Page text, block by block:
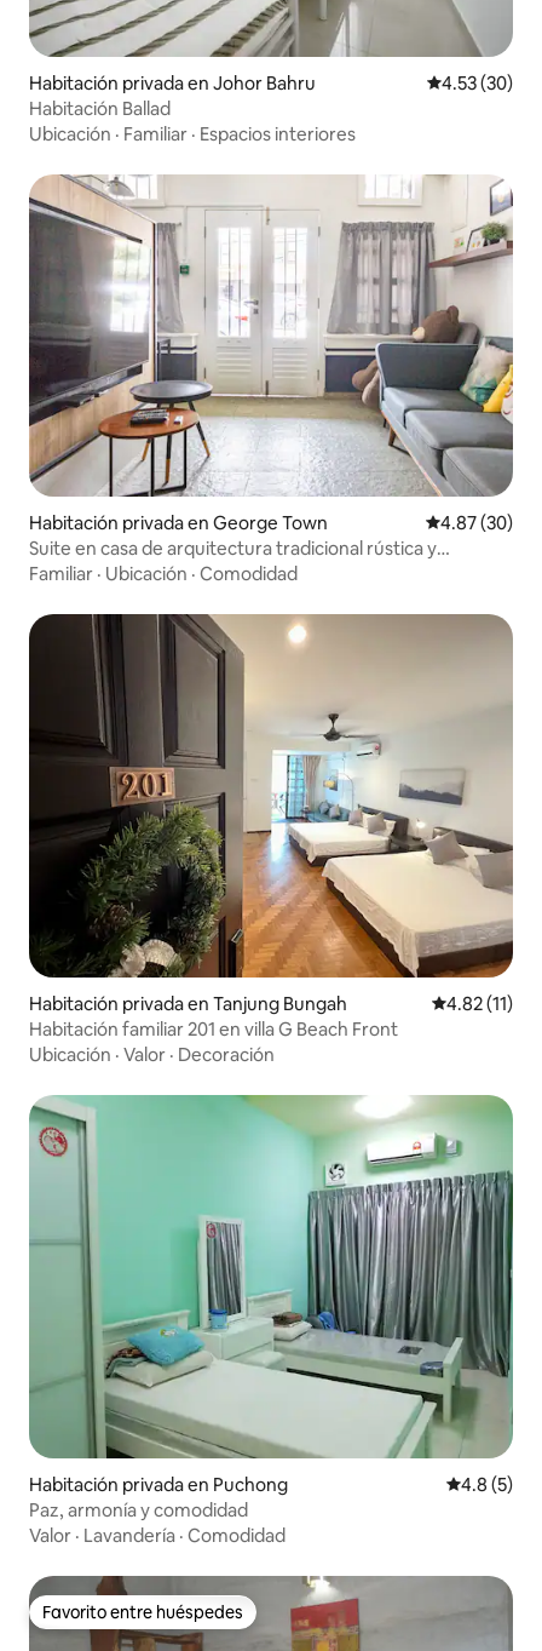
Habitación privada en Johor Bahru Calificación
4.53 (30)
Habitación Ballad
Ubicación · Familiar · Espacios interiores
Habitación privada en George Town Calificación
4.87 (30)
Suite en casa de arquitectura tradicional rústica y
elegante
Familiar · Ubicación · Comodidad
Habitación privada en Tanjung Bungah Calificación
4.82 (11)
Habitación familiar 201 en villa G Beach Front
Ubicación · Valor · Decoración
Habitación privada en Puchong
4.8 (5)
Paz, armonía y comodidad
Valor · Lavandería · Comodidad
Favorito entre huéspedes
Favorito entre huéspedes